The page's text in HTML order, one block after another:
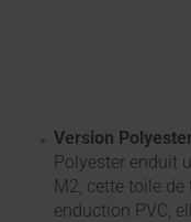
Version
Polyester enduit
M2, cette toile
enduction PVC,